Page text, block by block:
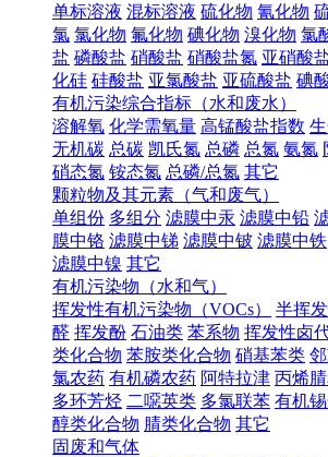
单标溶液 混标溶液 硫化物 氰化物
氯 氯化物 氟化物 碘化物 溴化物 氯
盐 磷酸盐 硝酸盐 硝酸盐氮 亚硝酸
化硅 硅酸盐 亚氯酸盐 亚硫酸盐 碘
有机污染综合指标（水和废水）
溶解氧 化学需氧量 高锰酸盐指数
无机碳 总碳 凯氏氮 总磷 总氮 氨氮
硝态氮 铵态氮 总磷/总氮 其它
颗粒物及其元素（气和废气）
单组份 多组分 滤膜中汞 滤膜中铅
膜中铬 滤膜中锑 滤膜中铍 滤膜中铁
滤膜中镍 其它
有机污染物（水和气）
挥发性有机污染物（VOCs）
半挥
醛 挥发酚 石油类 苯系物 挥发性卤
类化合物 苯胺类化合物 硝基苯类
氯农药 有机磷农药 阿特拉津 丙烯
多环芳烃 二噁英类 多氯联苯 有机
醇类化合物 腈类化合物 其它
固废和气体